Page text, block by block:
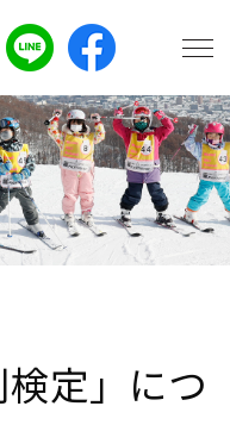
定」につ